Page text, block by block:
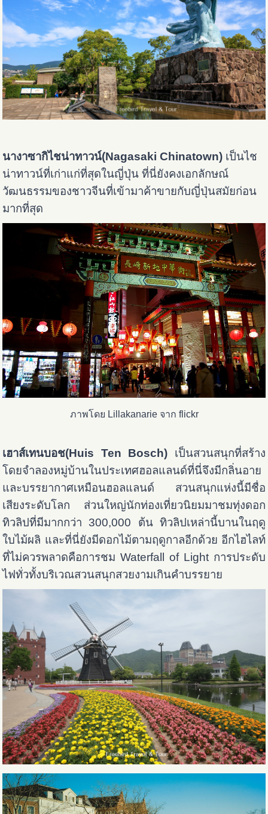
นางาซากิไชน่าทาวน์(Nagasaki Chinatown) เป็นไช
น่าทาวน์ที่เก่าแก่ที่สุดในญี่ปุ่น ที่นี่ยังคงเอกลักษณ์
วัฒนธรรมของชาวจีนที่เข้ามาค้าขายกับญี่ปุ่นสมัยก่อน
มากที่สุด
ภาพโดย Lillakanarie จาก flickr
เฮาส์เทนบอช(Huis Ten Bosch) เป็นสวนสนุกที่สร้าง
โดยจำลองหมู่บ้านในประเทศฮอลแลนด์ที่นี่จึงมีกลิ่นอาย
และบรรยากาศเหมือนฮอลแลนด์ สวนสนุกแห่งนี้มีชื่อ
เสียงระดับโลก ส่วนใหญ่นักท่องเที่ยวนิยมมาชมทุ่งดอก
ทิวลิปที่มีมากกว่า 300,000 ต้น ทิวลิปเหล่านี้บานในฤดู
ใบไม้ผลิ และที่นี่ยังมีดอกไม้ตามฤดูกาลอีกด้วย อีกไฮไลท์
ที่ไม่ควรพลาดคือการชม Waterfall of Light การประดับ
ไฟทั่วทั้งบริเวณสวนสนุกสวยงามเกินคำบรรยาย